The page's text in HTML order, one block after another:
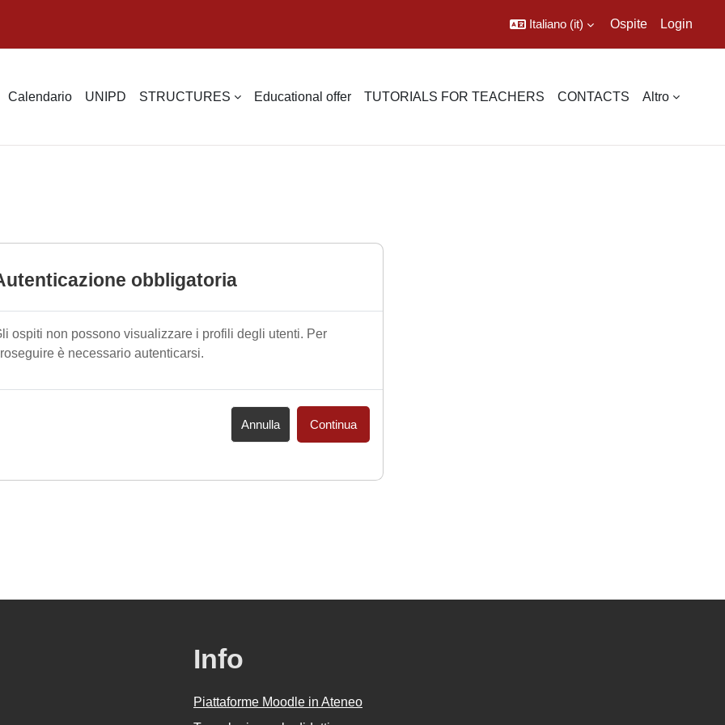
Italiano ‎(it)‎ Ospite Login
Calendario UNIPD STRUCTURES Educational offer TUTORIALS FOR TEACHERS CONTACTS Altro
obbligatoria
ospiti non possono visualizzare i profili degli utenti. Per
è necessario autenticarsi.
Annulla Continua
Info
Piattaforme Moodle in Ateneo